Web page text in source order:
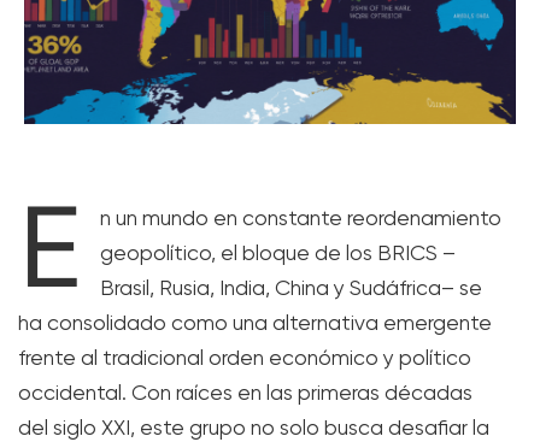
E
n un mundo en constante reordenamiento
geopolítico, el bloque de los BRICS –
Brasil, Rusia, India, China y Sudáfrica– se
ha consolidado como una alternativa emergente
frente al tradicional orden económico y político
occidental. Con raíces en las primeras décadas
del siglo XXI, este grupo no solo busca desafiar la